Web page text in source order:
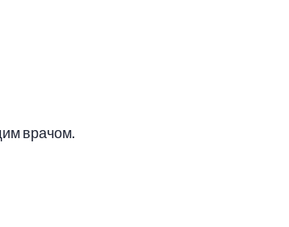
врачом.